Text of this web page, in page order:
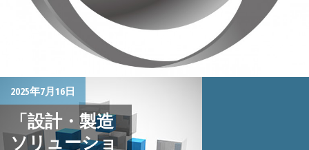
2025年7月16日
「設計・製造
ソリューショ